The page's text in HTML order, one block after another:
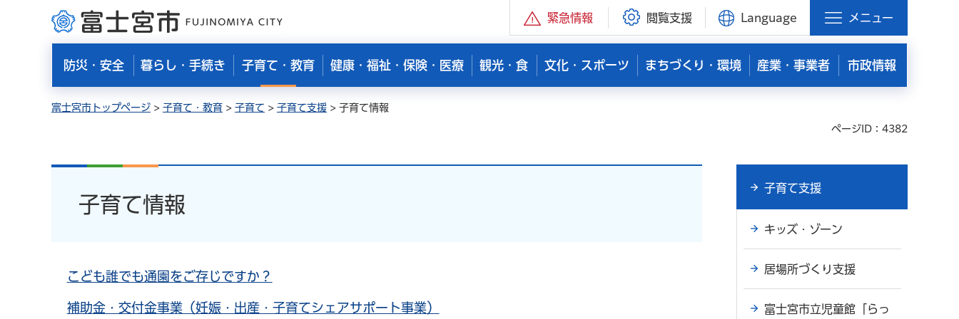
富士宮市 緊急情報 閲覧支援 Language メニュー
防災・安全 暮らし・手続き 子育て・教育 健康・福祉・保険・医療 観光・食 文化・スポーツ まちづくり・環境 産業・事業者 市政情報
富士宮市トップページ > 子育て・教育 > 子育て > 子育て支援 > 子育て情報
ページID：4382
子育て情報
こども誰でも通園をご存じですか？
補助金・交付金事業（妊娠・出産・子育てシェアサポート事業）
子育て支援
キッズ・ゾーン
居場所づくり支援
富士宮市立児童館「らっ